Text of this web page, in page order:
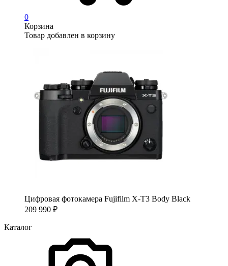
0
Корзина
Товар добавлен в корзину
Цифровая фотокамера Fujifilm X-T3 Body Black
209 990 ₽
Каталог